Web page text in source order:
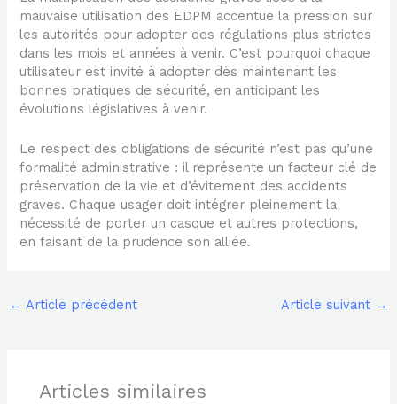
mauvaise utilisation des EDPM accentue la pression sur
les autorités pour adopter des régulations plus strictes
dans les mois et années à venir. C’est pourquoi chaque
utilisateur est invité à adopter dès maintenant les
bonnes pratiques de sécurité, en anticipant les
évolutions législatives à venir.
Le respect des obligations de sécurité n’est pas qu’une
formalité administrative : il représente un facteur clé de
préservation de la vie et d’évitement des accidents
graves. Chaque usager doit intégrer pleinement la
nécessité de porter un casque et autres protections,
en faisant de la prudence son alliée.
← Article précédent Article suivant →
Articles similaires